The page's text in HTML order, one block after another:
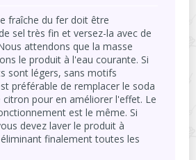
fraîche du fer doit être
sel très fin et versez-la avec de
attendons que la masse
le produit à l'eau courante. Si
sont légers, sans motifs
préférable de remplacer le soda
citron pour en améliorer l'effet. Le
est le même. Si
devez laver le produit à
finalement toutes les